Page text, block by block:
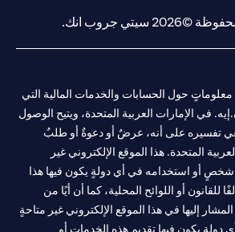
سيتي جروب انك.
يوفر موقع Citibank.ae معلوماتٍ حول الحسابات والخدمات المالية التي
في الإمارات العربية المتحدة، ويتيح الوصول
تفسيره على أنه، عرضٌ أو دعوةٌ أو طلبٌ
المتحدة. هذا الموقع الإلكتروني غير
أو استخدامه في أي دولةٍ يكون فيها هذا
للقانون أو اللوائح المحلية، كما أن أيًا من
إليها في هذا الموقع الإلكتروني غير متاحةٍ
دولةٍ يكون فيها تقديم هذه الخدمات أو